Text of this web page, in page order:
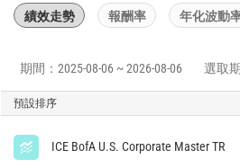
績效走勢 報酬率 年化波動
期間：2025-08-06 ~ 2026-08-06 選取期
預設排序
ICE BofA U.S. Corporate Master TR